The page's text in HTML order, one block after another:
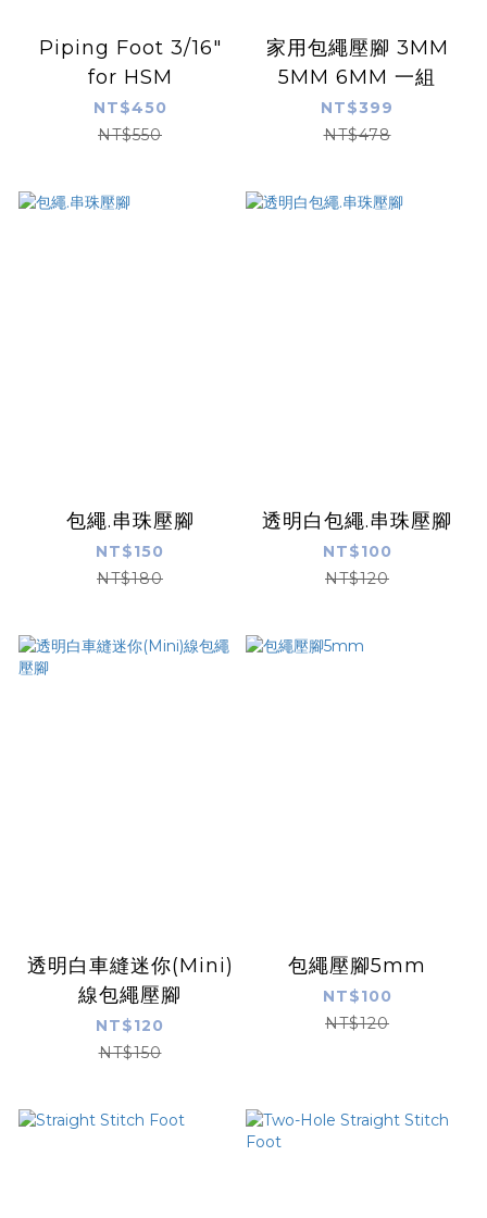
Piping Foot 3/16"
for HSM
NT$450
NT$550
家用包繩壓腳 3MM
5MM 6MM 一組
NT$399
NT$478
包繩.串珠壓腳
NT$150
NT$180
透明白包繩.串珠壓腳
NT$100
NT$120
透明白車縫迷你(Mini)
線包繩壓腳
NT$120
NT$150
包繩壓腳5mm
NT$100
NT$120